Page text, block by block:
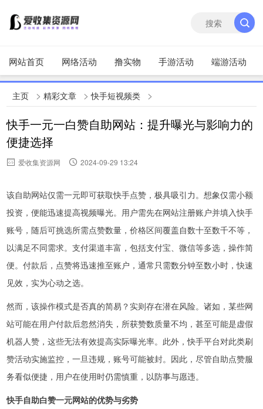
网站首页 网络活动 撸实物 手游活动 端游活动
主页 >精彩文章 >快手短视频类 >
快手一元一白赞自助网站：提升曝光与影响力的
便捷选择
爱收集资源网 2024-09-29 13:24
该自助网站仅需一元即可获取快手点赞，极具吸引力。想象仅需小额
投资，便能迅速提高视频曝光。用户需先在网站注册账户并填入快手
账号，随后可挑选所需点赞数量，价格区间覆盖自数十至数千不等，
以满足不同需求。支付渠道丰富，包括支付宝、微信等多选，操作简
便。付款后，点赞将迅速推至账户，通常只需数分钟至数小时，快速
见效，实为心动之选。
然而，该操作模式是否真的简易？实则存在潜在风险。诸如，某些网
站可能在用户付款后忽然消失，所获赞数质量不均，甚至可能是虚假
机器人赞，这些无法有效提高实际曝光率。此外，快手平台对此类刷
赞活动实施监控，一旦违规，账号可能被封。因此，尽管自助点赞服
务看似便捷，用户在使用时仍需慎重，以防事与愿违。
快手自助白赞一元网站的优势与劣势